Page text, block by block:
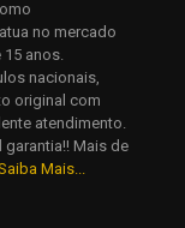
próxima vez que
no mercado
15 anos.
nacionais,
original com
atendimento.
Mais de
Mais...